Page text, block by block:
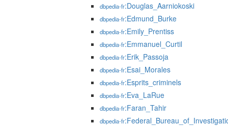
dbpedia-fr:Douglas_Aarniokoski
dbpedia-fr:Edmund_Burke
dbpedia-fr:Emily_Prentiss
dbpedia-fr:Emmanuel_Curtil
dbpedia-fr:Erik_Passoja
dbpedia-fr:Esai_Morales
dbpedia-fr:Esprits_criminels
dbpedia-fr:Eva_LaRue
dbpedia-fr:Faran_Tahir
dbpedia-fr